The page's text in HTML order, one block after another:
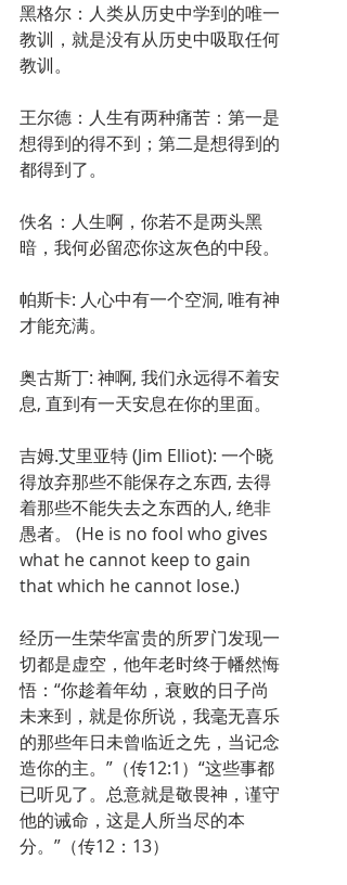
黑格尔：人类从历史中学到的唯一
教训，就是没有从历史中吸取任何
教训。
王尔德：人生有两种痛苦：第一是
想得到的得不到；第二是想得到的
都得到了。
佚名：人生啊，你若不是两头黑
暗，我何必留恋你这灰色的中段。
帕斯卡: 人心中有一个空洞, 唯有神
才能充满。
奥古斯丁: 神啊, 我们永远得不着安
息, 直到有一天安息在你的里面。
吉姆.艾里亚特 (Jim Elliot): 一个晓
得放弃那些不能保存之东西, 去得
着那些不能失去之东西的人, 绝非
愚者。 (He is no fool who gives
what he cannot keep to gain
that which he cannot lose.)
经历一生荣华富贵的所罗门发现一
切都是虚空，他年老时终于幡然悔
悟：“你趁着年幼，衰败的日子尚
未来到，就是你所说，我毫无喜乐
的那些年日未曾临近之先，当记念
造你的主。”（传12:1）“这些事都
已听见了。总意就是敬畏神，谨守
他的诫命，这是人所当尽的本
分。”（传12：13）